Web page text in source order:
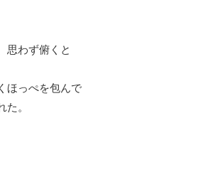
思わず俯くと
ほっぺを包んで
た。